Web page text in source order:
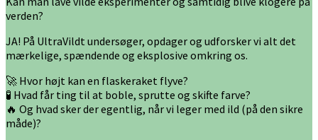
verden?
JA! På UltraVildt undersøger, opdager og udforsker vi alt det
mærkelige, spændende og eksplosive omkring os.
🚀 Hvor højt kan en flaskeraket flyve?
🧪 Hvad får ting til at boble, sprutte og skifte farve?
🔥 Og hvad sker der egentlig, når vi leger med ild (på den sikre
måde)?